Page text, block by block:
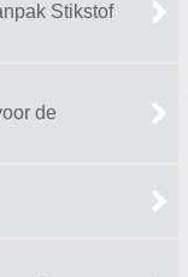
Stikstof
de